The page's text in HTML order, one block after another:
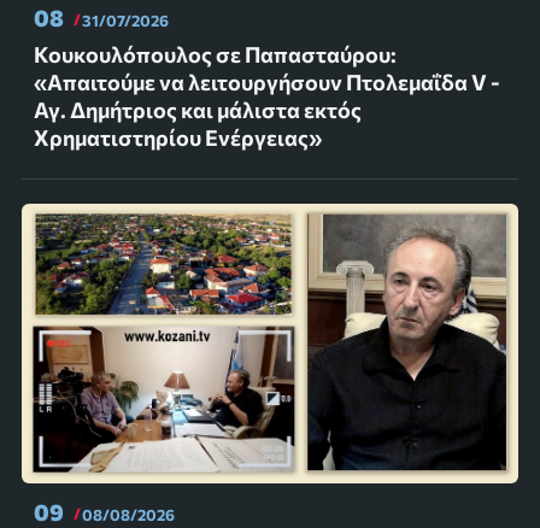
08 31/07/2026
Κουκουλόπουλος σε Παπασταύρου:
«Απαιτούμε να λειτουργήσουν Πτολεμαΐδα V -
Αγ. Δημήτριος και μάλιστα εκτός
Χρηματιστηρίου Ενέργειας»
09 08/08/2026